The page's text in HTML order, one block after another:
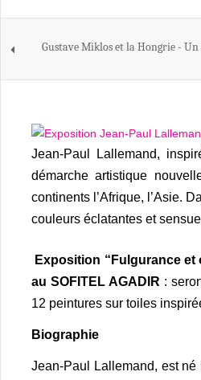
Gustave Miklos et la Hongrie -
Jean-Paul Lallemand,
démarche artistique
continents l’Afrique, l’Asie.
couleurs éclatantes et
Exposition “Fulgurance et
au SOFITEL AGADIR :
12 peintures sur toiles
Biographie
Jean-Paul Lallemand, est